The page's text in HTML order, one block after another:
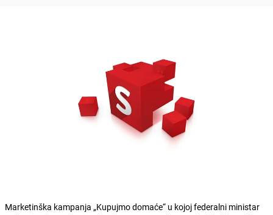
Marketinška kampanja „Kupujmo domaće“ u kojoj federalni ministar